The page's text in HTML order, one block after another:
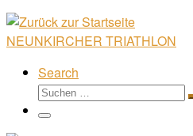
NEUNKIRCHER TRIATHLON
Search
Suche
Menü